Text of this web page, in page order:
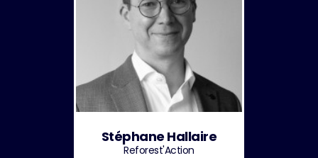
Stéphane Hallaire
Reforest'Action